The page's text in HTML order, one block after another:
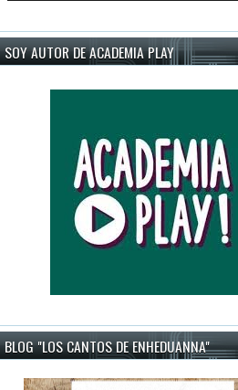
SOY AUTOR DE ACADEMIA PLAY
BLOG "LOS CANTOS DE ENHEDUANNA"